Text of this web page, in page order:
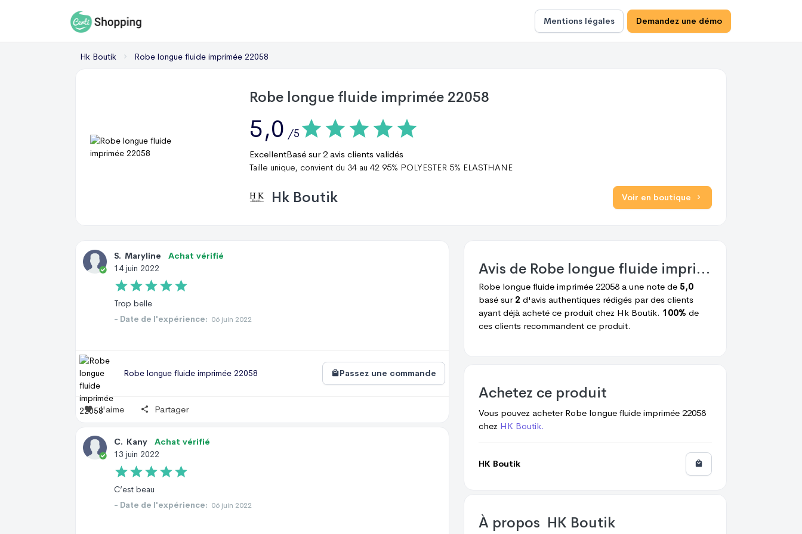
Mentions légales Demandez une démo
Hk Boutik Robe longue fluide imprimée 22058
Robe longue fluide imprimée 22058
5,0 /5
ExcellentBasé sur 2 avis clients validés
Taille unique, convient du 34 au 42 95% POLYESTER 5% ELASTHANE
Hk Boutik Voir en boutique
S. Maryline
Achat vérifié
14 juin 2022
Trop belle
- Date de l'expérience: 06 juin 2022
Robe longue fluide imprimée 22058 Passez une commande
J'aime Partager
C. Kany
Achat vérifié
13 juin 2022
C’est beau
- Date de l'expérience: 06 juin 2022
Avis de Robe longue fluide imprimée 22058
Robe longue fluide imprimée 22058 a une note de 5,0
basé sur 2 d'avis authentiques rédigés par des clients
ayant déjà acheté ce produit chez Hk Boutik. 100% de
ces clients recommandent ce produit.
Achetez ce produit
Vous pouvez acheterRobe longue fluide imprimée 22058
chez HK Boutik.
HK Boutik
À propos HK Boutik